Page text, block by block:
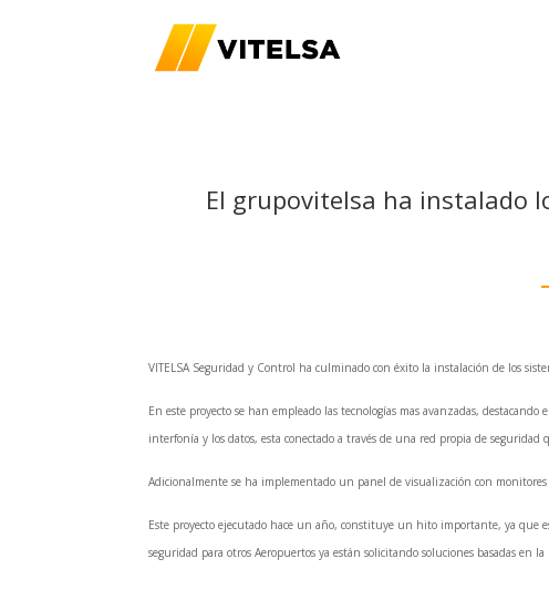
El grupovitelsa ha instalado
VITELSA Seguridad y Control ha culminado con éxito la instalación de los
En este proyecto se han empleado las tecnologías mas avanzadas,
interfonía y los datos, esta conectado a través de una red propia de
Adicionalmente se ha implementado un panel de visualización con
Este proyecto ejecutado hace un año, constituye un hito importante, ya que
seguridad para otros Aeropuertos ya están solicitando soluciones basadas en